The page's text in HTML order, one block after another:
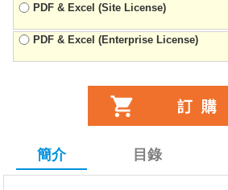
PDF & Excel (Site License)
PDF & Excel (Enterprise License)
簡介 目錄